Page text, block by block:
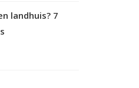
landhuis? 7